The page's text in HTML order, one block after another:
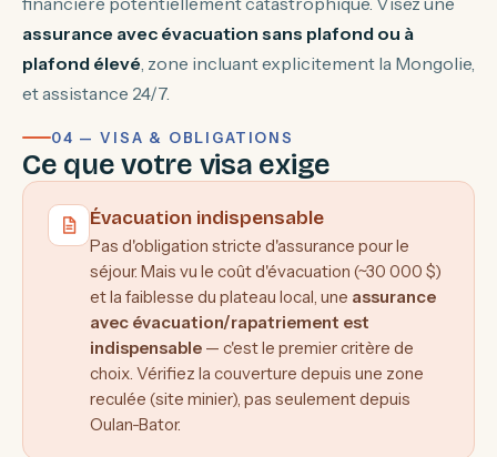
assurance avec évacuation sans plafond ou à
plafond élevé, zone incluant explicitement la Mongolie,
et assistance 24/7.
04 — VISA & OBLIGATIONS
Ce que votre visa exige
Évacuation indispensable
Pas d'obligation stricte d'assurance pour le
séjour. Mais vu le coût d'évacuation (~30 000 $)
et la faiblesse du plateau local, une assurance
avec évacuation/rapatriement est
indispensable — c'est le premier critère de
choix. Vérifiez la couverture depuis une zone
reculée (site minier), pas seulement depuis
Oulan-Bator.